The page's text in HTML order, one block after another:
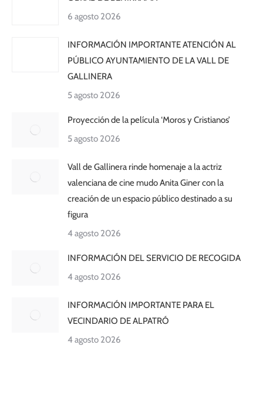
6 agosto 2026
INFORMACIÓN IMPORTANTE ATENCIÓN AL
PÚBLICO AYUNTAMIENTO DE LA VALL DE
GALLINERA
5 agosto 2026
Proyección de la película ‘Moros y Cristianos’
5 agosto 2026
Vall de Gallinera rinde homenaje a la actriz
valenciana de cine mudo Anita Giner con la
creación de un espacio público destinado a su
figura
4 agosto 2026
INFORMACIÓN DEL SERVICIO DE RECOGIDA
4 agosto 2026
INFORMACIÓN IMPORTANTE PARA EL
VECINDARIO DE ALPATRÓ
4 agosto 2026